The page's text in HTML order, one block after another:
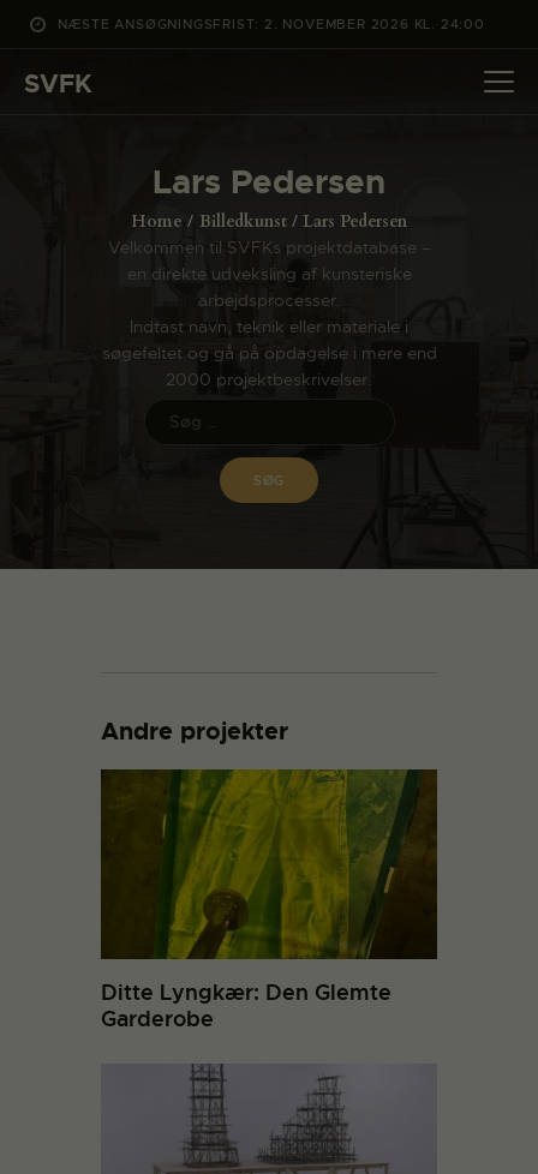
NÆSTE ANSØGNINGSFRIST: 2. NOVEMBER 2026 KL. 24:00
SVFK
Lars Pedersen
Home Billedkunst Lars Pedersen
Velkommen til SVFKs projektdatabase –
en direkte udveksling af kunsteriske
arbejdsprocesser.
Indtast navn, teknik eller materiale i
søgefeltet og gå på opdagelse i mere end
2000 projektbeskrivelser.
DET SKER
CHANNEL
ANSØG
OM SVFK
ENGLISH
Andre projekter
Ditte Lyngkær: Den Glemte
Garderobe